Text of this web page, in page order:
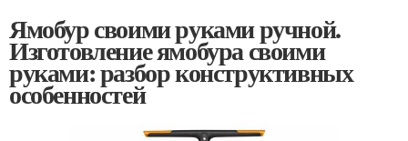
Ямобур своими руками ручной.
Изготовление ямобура своими
руками: разбор конструктивных
особенностей